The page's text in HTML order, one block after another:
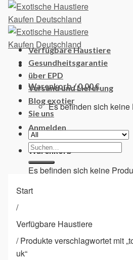
Skip
content
Warenkorb /0,00€
Es befinden sich keine
Anmelden
Warenkorb
Es befinden sich keine
Verfügbare Haustiere
Gesundheitsgarantie
über EPD
Versand und Lieferung
Blog exotier
Sie uns
Suchen
nach:
Start
/
Verfügbare Haustiere
/Produkte verschlagwortet mit
uk“